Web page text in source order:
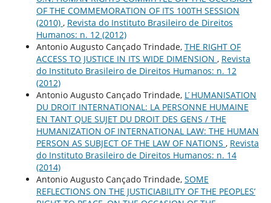
OF THE COMMEMORATION OF ITS 100TH SESSION
(2010) , Revista do Instituto Brasileiro de Direitos
Humanos: n. 12 (2012)
Antonio Augusto Cançado Trindade, THE RIGHT OF
ACCESS TO JUSTICE IN ITS WIDE DIMENSION , Revista
do Instituto Brasileiro de Direitos Humanos: n. 12
(2012)
Antonio Augusto Cançado Trindade, L ́HUMANISATION
DU DROIT INTERNATIONAL: LA PERSONNE HUMAINE
EN TANT QUE SUJET DU DROIT DES GENS / THE
HUMANIZATION OF INTERNATIONAL LAW: THE HUMAN
PERSON AS SUBJECT OF THE LAW OF NATIONS , Revista
do Instituto Brasileiro de Direitos Humanos: n. 14
(2014)
Antonio Augusto Cançado Trindade, SOME
REFLECTIONS ON THE JUSTICIABILITY OF THE PEOPLES’